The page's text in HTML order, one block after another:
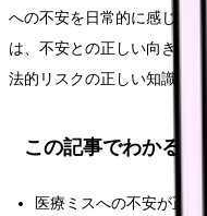
への不安を日常的に感じて
は、不安との正しい向き合
法的リスクの正しい知識をお
この記事でわかるこ
医療ミスへの不安が正